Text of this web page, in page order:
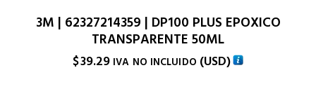
3M | 62327214359 | DP100 PLUS EPOXICO
TRANSPARENTE 50ML
$39.29 IVA NO INCLUIDO (USD)